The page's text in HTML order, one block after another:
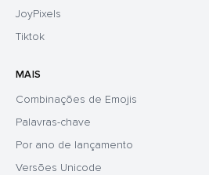
JoyPixels
Tiktok
MAIS
Combinações de Emojis
Palavras-chave
Por ano de lançamento
Versões Unicode